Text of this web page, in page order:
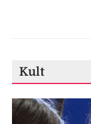
Kult